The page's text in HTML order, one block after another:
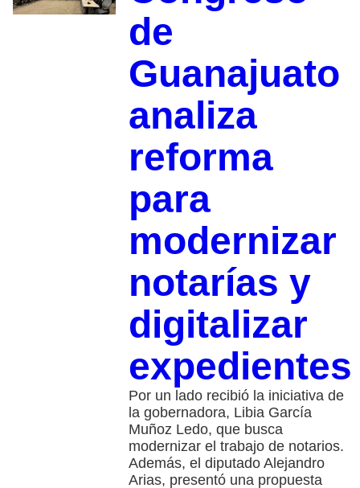
de
Guanajuato
analiza
reforma
para
modernizar
notarías y
digitalizar
expedientes
Por un lado recibió la iniciativa de
la gobernadora, Libia García
Muñoz Ledo, que busca
modernizar el trabajo de notarios.
Además, el diputado Alejandro
Arias, presentó una propuesta